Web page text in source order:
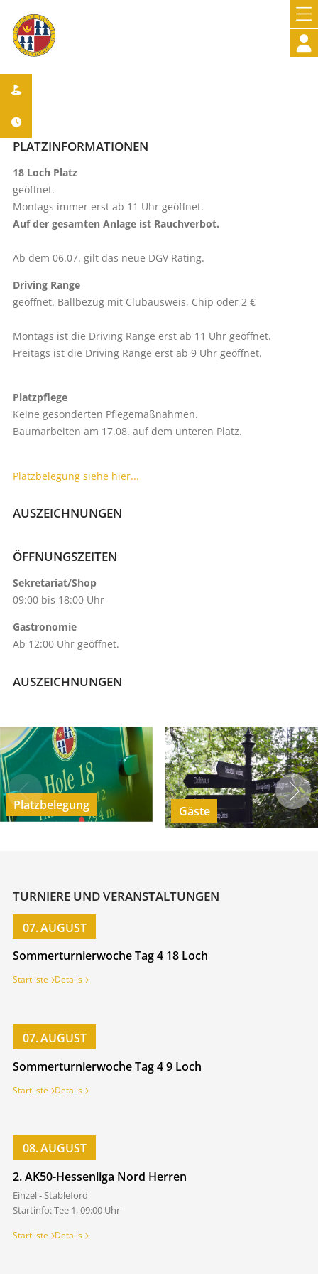



PLATZINFORMATIONEN
18 Loch Platz
geöffnet.
Montags immer erst ab 11 Uhr geöffnet.
Auf der gesamten Anlage ist Rauchverbot.
Ab dem 06.07. gilt das neue DGV Rating.
Driving Range
geöffnet. Ballbezug mit Clubausweis, Chip oder 2 €
Montags ist die Driving Range erst ab 11 Uhr geöffnet.
Freitags ist die Driving Range erst ab 9 Uhr geöffnet.
Platzpflege
Keine gesonderten Pflegemaßnahmen.
Baumarbeiten am 17.08. auf dem unteren Platz.
Platzbelegung siehe hier...
AUSZEICHNUNGEN
ÖFFNUNGSZEITEN
Sekretariat/Shop
09:00 bis 18:00 Uhr
Gastronomie
Ab 12:00 Uhr geöffnet.
AUSZEICHNUNGEN
Platzbelegung Gäste
TURNIERE UND VERANSTALTUNGEN
07.AUGUST
Sommerturnierwoche Tag 4 18 Loch
Startliste Details
07.AUGUST
Sommerturnierwoche Tag 4 9 Loch
Startliste Details
08.AUGUST
2. AK50-Hessenliga Nord Herren
Einzel - Stableford
Startinfo­: Tee 1­, 09:00 Uhr
Startliste Details